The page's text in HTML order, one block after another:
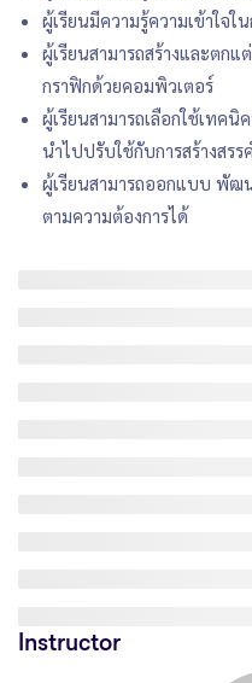
ผู้เรียนมีความรู้ความเข้าใจ
ผู้เรียนสามารถสร้างและตก
กราฟิกด้วยคอมพิวเตอร์
ผู้เรียนสามารถเลือกใช้เทค
นำไปปรับใช้กับการสร้างสร
ผู้เรียนสามารถออกแบบ พัฒ
ตามความต้องการได้
Instructor